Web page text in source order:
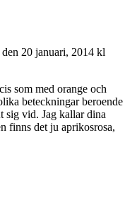
den 20 januari, 2014 kl
som med orange och
beteckningar beroende
sig vid. Jag kallar dina
finns det ju aprikosrosa,